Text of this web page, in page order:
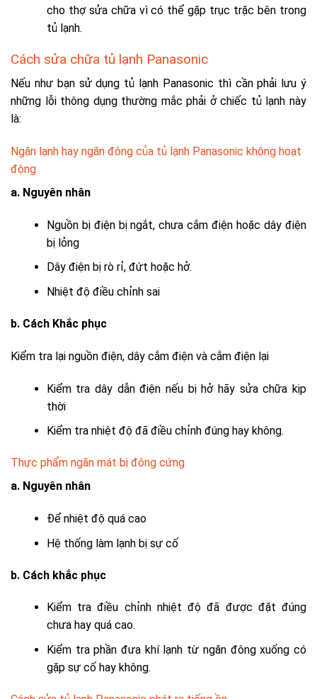
cho thợ sửa chữa vì có thể gặp trục trặc bên trong
tủ lạnh.
Cách sửa chữa tủ lạnh Panasonic
Nếu như bạn sử dụng tủ lạnh Panasonic thì cần phải lưu ý
những lỗi thông dụng thường mắc phải ở chiếc tủ lạnh này
là:
Ngăn lạnh hay ngăn đông của tủ lạnh Panasonic không hoạt
động
a. Nguyên nhân
Nguồn bị điện bị ngắt, chưa cắm điện hoặc dây điện
bị lỏng
Dây điện bị rò rỉ, đứt hoặc hở.
Nhiệt độ điều chỉnh sai
b. Cách Khắc phục
Kiểm tra lại nguồn điện, dây cắm điện và cắm điện lại
Kiểm tra dây dẫn điện nếu bị hở hãy sửa chữa kịp
thời
Kiểm tra nhiệt độ đã điều chỉnh đúng hay không.
Thực phẩm ngăn mát bị đông cứng
a. Nguyên nhân
Để nhiệt độ quá cao
Hệ thống làm lạnh bị sự cố
b. Cách khắc phục
Kiểm tra điều chỉnh nhiệt độ đã được đặt đúng
chưa hay quá cao.
Kiểm tra phần đưa khí lạnh từ ngăn đông xuống có
gặp sự cố hay không.